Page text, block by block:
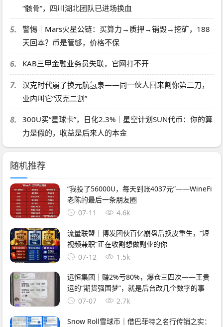
“骸骨”，四川湖北团队已进场换血
5.
警惕｜Mars火星公链：买算力→质押→销毁→挖矿，188
天回本？币是管够，价格不保
6. KAB三甲金融业务员失联，官网打不开
7.
汉克时代崩了换元航氢泉——同一伙人回来割你第二刀，
业内叫它“汉克二割”
8.
300U买“星球卡”，日化2.3%｜星空计划SUN代币：你的算
力是假的，收益是后来人的本金
随机推荐
“我投了56000U，每天到账4037元”——WineFi
老陈的最后一条朋友圈
07-11
4.6k
流量联盟｜博发团伙百亿崩盘后换皮重生，“短
视频兼职”正在收割想做副业的你
07-12
1.5k
远恒集团｜赚2%亏80%，爆仓三四次——王贵
运的“期货强国梦”，就是后台改几个数字的事
07-07
2.7k
Snow Roll雪球币｜借巴菲特之名行传销之实：